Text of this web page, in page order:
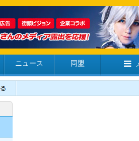
ニュース 同盟